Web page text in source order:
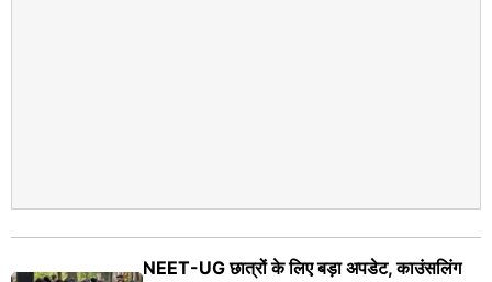
NEET-UG छात्रों के लिए बड़ा अपडेट, काउंसलिंग